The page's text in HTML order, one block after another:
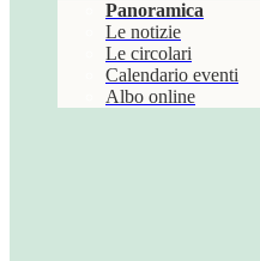
Panoramica
Le notizie
Le circolari
Calendario eventi
Albo online